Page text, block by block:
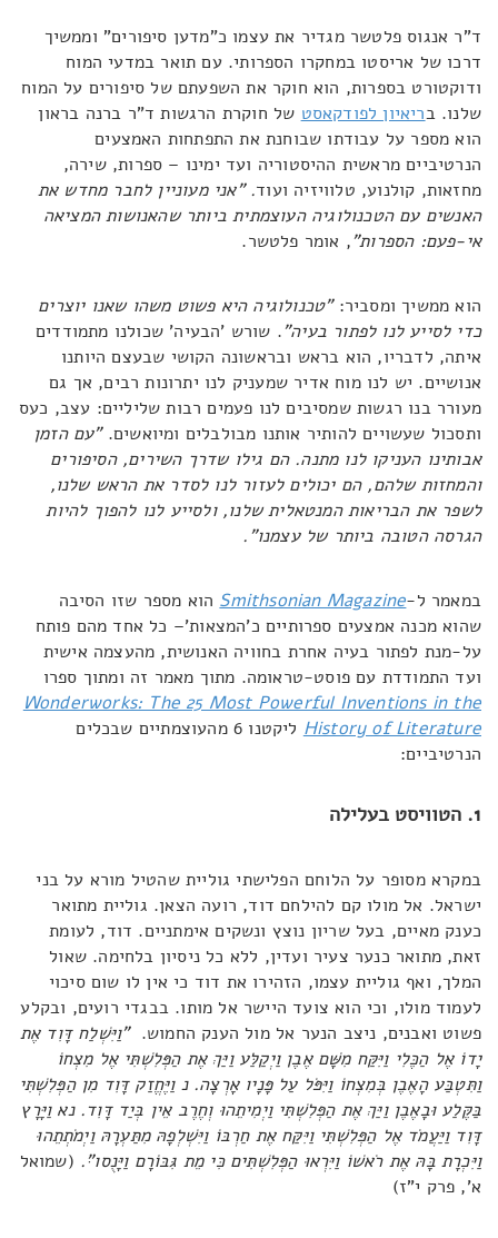
ד"ר אנגוס פלטשר מגדיר את עצמו כ"מדען סיפורים" וממשיך
דרכו של אריסטו במחקרו הספרותי. עם תואר במדעי המוח
ודוקטורט בספרות, הוא חוקר את השפעתם של סיפורים על המוח
שלנו. בריאיון לפודקאסט של חוקרת הרגשות ד"ר ברנה בראון
הוא מספר על עבודתו שבוחנת את התפתחות האמצעים
הנרטיביים מראשית ההיסטוריה ועד ימינו – ספרות, שירה,
מחזאות, קולנוע, טלוויזיה ועוד. "אני מעוניין לחבר מחדש את
האנשים עם הטכנולוגיה העוצמתית ביותר שהאנושות המציאה
אי-פעם: הספרות", אומר פלטשר.
הוא ממשיך ומסביר:"טכנולוגיה היא פשוט משהו שאנו יוצרים
כדי לסייע לנו לפתור בעיה". שורש 'הבעיה' שכולנו מתמודדים
איתה, לדבריו, הוא בראש ובראשונה הקושי שבעצם היותנו
אנושיים. יש לנו מוח אדיר שמעניק לנו יתרונות רבים, אך גם
מעורר בנו רגשות שמסיבים לנו פעמים רבות שליליים: עצב, כעס
ותסכול שעשויים להותיר אותנו מבולבלים ומיואשים."עם הזמן
אבותינו העניקו לנו מתנה. הם גילו שדרך השירים, הסיפורים
והמחזות שלהם, הם יכולים לעזור לנו לסדר את הראש שלנו,
לשפר את הבריאות המנטאלית שלנו, ולסייע לנו להפוך להיות
הגרסה הטובה ביותר של עצמנו".
במאמר ל-Smithsonian Magazine הוא מספר שזו הסיבה
שהוא מכנה אמצעים ספרותיים כ'המצאות'– כל אחד מהם פותח
על-מנת לפתור בעיה אחרת בחוויה האנושית, מהעצמה אישית
ועד התמודדת עם פוסט-טראומה. מתוך מאמר זה ומתוך ספרו
Wonderworks: The 25 Most Powerful Inventions in the
History of Literature
ליקטנו 6 מהעוצמתיים שבכלים
הנרטיביים:
1. הטוויסט בעלילה
במקרא מסופר על הלוחם הפלישתי גוליית שהטיל מורא על בני
ישראל. אל מולו קם להילחם דוד, רועה הצאן. גוליית מתואר
כענק מאיים, בעל שריון נוצץ ונשקים אימתניים. דוד, לעומת
זאת, מתואר כנער צעיר ועדין, ללא כל ניסיון בלחימה. שאול
המלך, ואף גוליית עצמו, הזהירו את דוד כי אין לו שום סיכוי
לעמוד מולו, וכי הוא צועד היישר אל מותו. בבגדי רועים, ובקלע
פשוט ואבנים, ניצב הנער אל מול הענק החמוש."וַיִּשְׁלַח דָּוִד אֶת
יָדוֹ אֶל הַכֶּלִי וַיִּקַּח מִשָּׁם אֶבֶן וַיְקַלַּע וַיַּךְ אֶת הַפְּלִשְׁתִּי אֶל מִצְחוֹ
וַתִּטְבַּע הָאֶבֶן בְּמִצְחוֹ וַיִּפֹּל עַל פָּנָיו אָרְצָה. נ וַיֶּחֱזַק דָּוִד מִן הַפְּלִשְׁתִּי
בַּקֶּלַע וּבָאֶבֶן וַיַּךְ אֶת הַפְּלִשְׁתִּי וַיְמִיתֵהוּ וְחֶרֶב אֵין בְּיַד דָּוִד. נא וַיָּרָץ
דָּוִד וַיַּעֲמֹד אֶל הַפְּלִשְׁתִּי וַיִּקַּח אֶת חַרְבּוֹ וַיִּשְׁלְפָהּ מִתַּעְרָהּ וַיְמֹתְתֵהוּ
וַיִּכְרָת בָּהּ אֶת רֹאשׁוֹ וַיִּרְאוּ הַפְּלִשְׁתִּים כִּי מֵת גִּבּוֹרָם וַיָּנֻסו"ּ. (שמואל
א', פרק י"ז)